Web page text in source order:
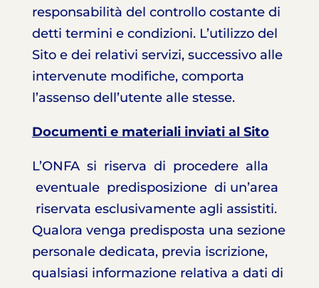
responsabilità del controllo costante di
detti termini e condizioni. L’utilizzo del
Sito e dei relativi servizi, successivo alle
intervenute modifiche, comporta
l’assenso dell’utente alle stesse.
Documenti e materiali inviati al Sito
L’ONFA si riserva di procedere alla
eventuale predisposizione di un’area
riservata esclusivamente agli assistiti.
Qualora venga predisposta una sezione
personale dedicata, previa iscrizione,
qualsiasi informazione relativa a dati di